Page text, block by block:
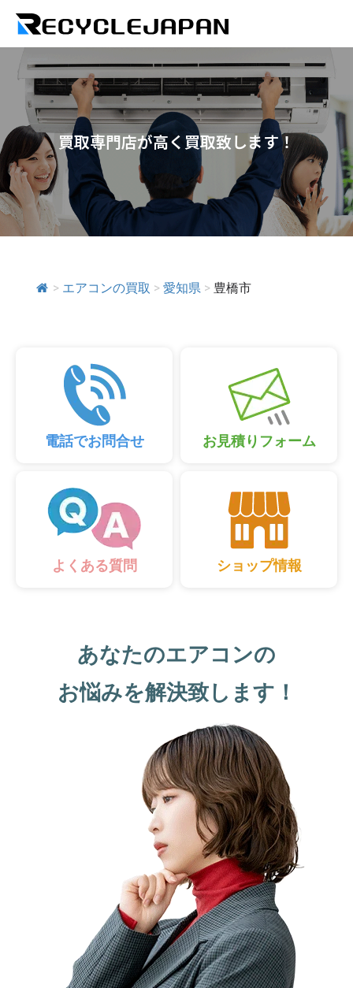
買取専門店が高く買取致します！
> エアコンの買取 > 愛知県 > 豊橋市
電話でお問合せ お見積りフォーム
よくある質問 ショップ情報
あなたのエアコンの
お悩みを解決致します！